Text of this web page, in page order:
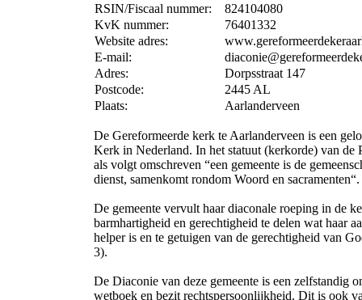
RSIN/Fiscaal nummer:
824104080
KvK nummer:
76401332
Website adres:
E-mail:
Adres:
Dorpsstraat 147
Postcode:
2445 AL
Plaats:
Aarlanderveen
De Gereformeerde kerk te Aarlanderveen is een
Kerk in Nederland. In het statuut (kerkorde) van de
als volgt omschreven “een gemeente is de
dienst, samenkomt rondom Woord en sacramenten“.
De gemeente vervult haar diaconale roeping in de
barmhartigheid en gerechtigheid te delen wat haar
helper is en te getuigen van de gerechtigheid van
3).
De Diaconie van deze gemeente is een zelfstandig
wetboek en bezit rechtspersoonlijkheid. Dit is ook